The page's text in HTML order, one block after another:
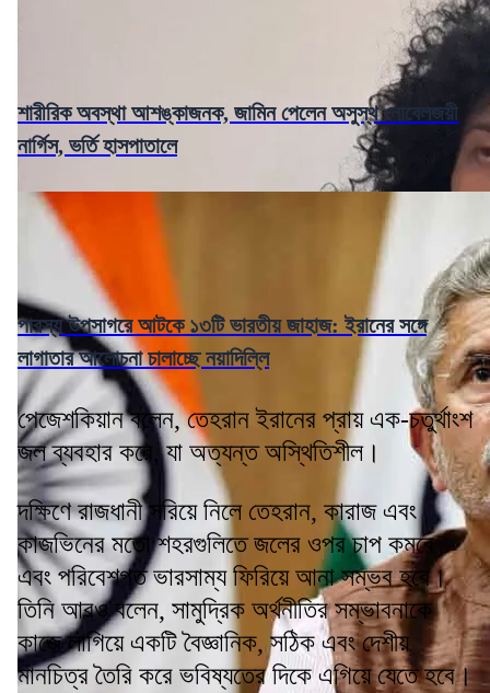
শারীরিক অবস্থা আশঙ্কাজনক, জামিন পেলেন অসুস্থ নোবেলজয়ী
নার্গিস, ভর্তি হাসপাতালে
পারস্য উপসাগরে আটকে ১৩টি ভারতীয় জাহাজ: ইরানের সঙ্গে
লাগাতার আলোচনা চালাচ্ছে নয়াদিল্লি
পেজেশকিয়ান বলেন, তেহরান ইরানের প্রায় এক-চতুর্থাংশ
জল ব্যবহার করে, যা অত্যন্ত অস্থিতিশীল।
দক্ষিণে রাজধানী সরিয়ে নিলে তেহরান, কারাজ এবং
কাজভিনের মতো শহরগুলিতে জলের ওপর চাপ কমবে
এবং পরিবেশগত ভারসাম্য ফিরিয়ে আনা সম্ভব হবে।
তিনি আরও বলেন, সামুদ্রিক অর্থনীতির সম্ভাবনাকে
কাজে লাগিয়ে একটি বৈজ্ঞানিক, সঠিক এবং দেশীয়
মানচিত্র তৈরি করে ভবিষ্যতের দিকে এগিয়ে যেতে হবে।